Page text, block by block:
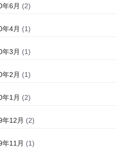
年6月 (2)
年4月 (1)
年3月 (1)
年2月 (1)
年1月 (2)
年12月 (2)
年11月 (1)